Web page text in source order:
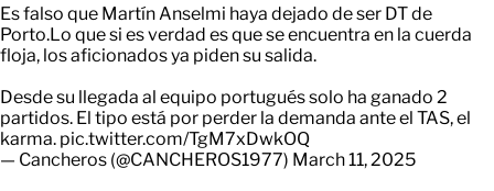
Es falso que Martín Anselmi haya dejado de ser DT de
Porto.Lo que si es verdad es que se encuentra en la cuerda
floja, los aficionados ya piden su salida.
Desde su llegada al equipo portugués solo ha ganado 2
partidos. El tipo está por perder la demanda ante el TAS, el
karma. pic.twitter.com/TgM7xDwkOQ
— Cancheros (@CANCHEROS1977) March 11, 2025